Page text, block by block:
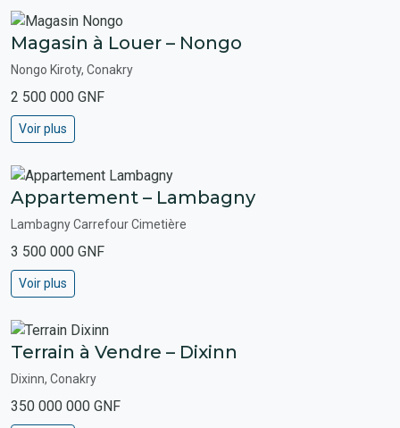
Magasin à Louer – Nongo
Nongo Kiroty, Conakry
2 500 000 GNF
Voir plus
Appartement – Lambagny
Lambagny Carrefour Cimetière
3 500 000 GNF
Voir plus
Terrain à Vendre – Dixinn
Dixinn, Conakry
350 000 000 GNF